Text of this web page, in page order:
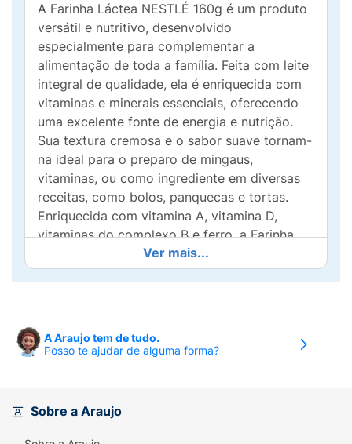
A Farinha Láctea NESTLÉ 160g é um produto
versátil e nutritivo, desenvolvido
especialmente para complementar a
alimentação de toda a família. Feita com leite
integral de qualidade, ela é enriquecida com
vitaminas e minerais essenciais, oferecendo
uma excelente fonte de energia e nutrição.
Sua textura cremosa e o sabor suave tornam-
na ideal para o preparo de mingaus,
vitaminas, ou como ingrediente em diversas
receitas, como bolos, panquecas e tortas.
Enriquecida com vitamina A, vitamina D,
vitaminas do complexo B e ferro, a Farinha
Láctea NESTLÉ 160g oferece os benefícios de
um alimento equilibrado. A vitamina A
fundamental para o fortalecimento dos ossos
e a absorção de cálcio. O ferro presente na
melhor oxigenação do sangue. Além de ser
rico em nutrientes, a Farinha Láctea NESTLÉ
Ver mais...
A Araujo tem de tudo.
Posso te ajudar de alguma forma?
Sobre a Araujo